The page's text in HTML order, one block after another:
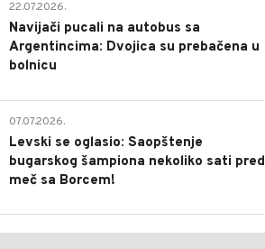
22.07.2026.
Navijači pucali na autobus sa
Argentincima: Dvojica su prebačena u
bolnicu
07.07.2026.
Levski se oglasio: Saopštenje
bugarskog šampiona nekoliko sati pred
meč sa Borcem!